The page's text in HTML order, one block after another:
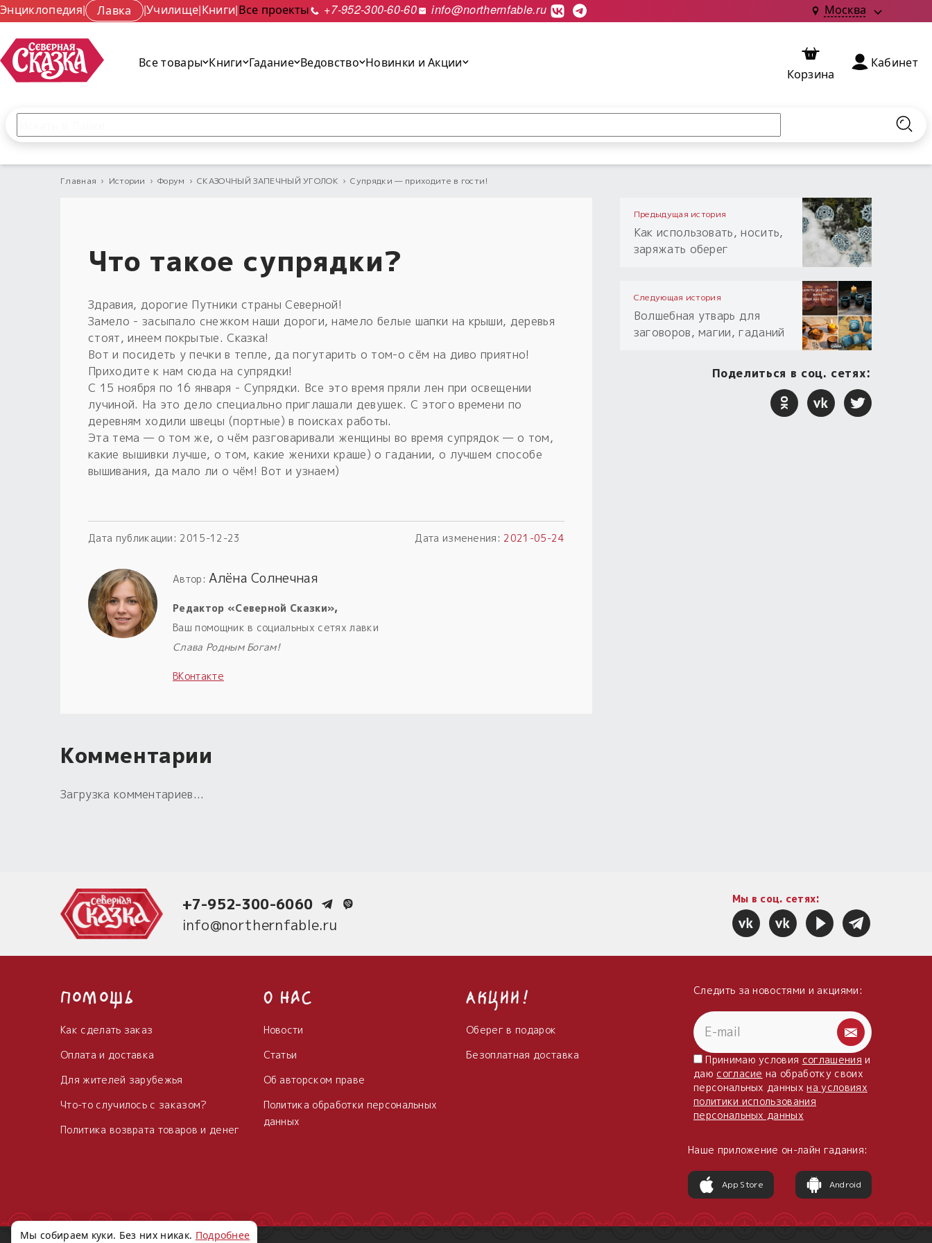
Энциклопедия| Лавка |Училище|Книги|Все проекты +7-952-300-60-60 info@northernfable.ru Москва
Все товары Книги Гадание Ведовство Новинки и Акции
Корзина
Кабинет
Главная › Истории › Форум › СКАЗОЧНЫЙ ЗАПЕЧНЫЙ УГОЛОК › Супрядки — приходите в гости!
Что такое супрядки?
Здравия, дорогие Путники страны Северной!
Замело - засыпало снежком наши дороги, намело белые шапки на крыши, деревья
стоят, инеем покрытые. Сказка!
Вот и посидеть у печки в тепле, да погутарить о том-о сём на диво приятно!
Приходите к нам сюда на супрядки!
С 15 ноября по 16 января - Супрядки. Все это время пряли лен при освещении
лучиной. На это дело специально приглашали девушек. С этого времени по
деревням ходили швецы (портные) в поисках работы.
Эта тема — о том же, о чём разговаривали женщины во время супрядок — о том,
какие вышивки лучше, о том, какие женихи краше) о гадании, о лучшем способе
вышивания, да мало ли о чём! Вот и узнаем)
Дата публикации: 2015-12-23 Дата изменения: 2021-05-24
Автор: Алёна Солнечная
Редактор «Северной Сказки»,
Ваш помощник в социальных сетях лавки
Слава Родным Богам!
ВКонтакте
Предыдущая история
Как использовать, носить,
заряжать оберег
Следующая история
Волшебная утварь для
заговоров, магии, гаданий
Поделиться в соц. сетях:
Комментарии
Загрузка комментариев...
+7-952-300-6060
info@northernfable.ru
Мы в соц. сетях:
Помощь
Как сделать заказ
Оплата и доставка
Для жителей зарубежья
Что-то случилось с заказом?
Политика возврата товаров и денег
О нас
Новости
Статьи
Об авторском праве
Политика обработки персональных
данных
Акции!
Оберег в подарок
Безоплатная доставка
Следить за новостями и акциями:
Принимаю условия соглашения и
даю согласие на обработку своих
персональных данныхна условиях
политики использования
персональных данных
Наше приложение он-лайн гадания:
App Store Android
Мы собираем куки. Без них никак. Подробнее